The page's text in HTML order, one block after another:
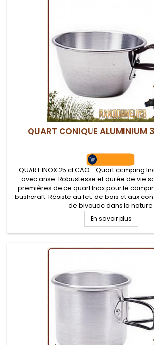
QUART CONIQUE ALUMINIUM
QUART INOX 25 cl CAO - Quart camping
avec anse. Robustesse et durée de vie
premières de ce quart Inox pour le
bushcraft. Résiste au feu de bois et aux
de bivouac dans la nature
En savoir plus